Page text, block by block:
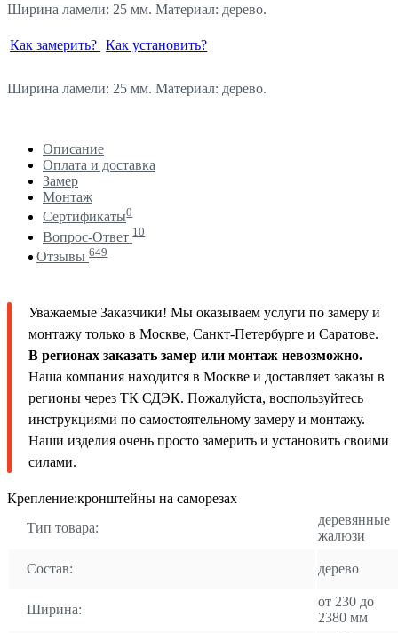
Ширина ламели: 25 мм. Материал: дерево.
Как замерить? Как установить?
Ширина ламели: 25 мм. Материал: дерево.
Описание
Оплата и доставка
Замер
Монтаж
Сертификаты0
Вопрос-Ответ 10
Отзывы 649
Уважаемые Заказчики! Мы оказываем услуги по замеру и
монтажу только в Москве, Санкт-Петербурге и Саратове.
В регионах заказать замер или монтаж невозможно.
Наша компания находится в Москве и доставляет заказы в
регионы через ТК СДЭК. Пожалуйста, воспользуйтесь
инструкциями по самостоятельному замеру и монтажу.
Наши изделия очень просто замерить и установить своими
силами.
Крепление:кронштейны на саморезах
Тип товара:
деревянные
жалюзи
Состав: дерево
Ширина:
от 230 до
2380 мм